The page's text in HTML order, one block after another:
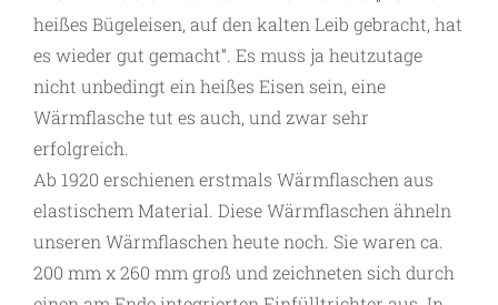
heißes Bügeleisen, auf den kalten Leib gebracht, hat
es wieder gut gemacht“. Es muss ja heutzutage
nicht unbedingt ein heißes Eisen sein, eine
Wärmflasche tut es auch, und zwar sehr
erfolgreich.
Ab 1920 erschienen erstmals Wärmflaschen aus
elastischem Material. Diese Wärmflaschen ähneln
unseren Wärmflaschen heute noch. Sie waren ca.
200 mm x 260 mm groß und zeichneten sich durch